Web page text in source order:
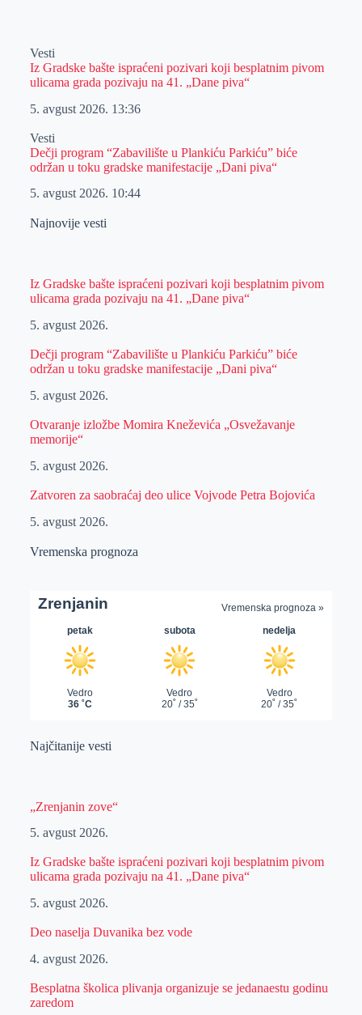
Vesti
Iz Gradske bašte ispraćeni pozivari koji besplatnim pivom
ulicama grada pozivaju na 41. „Dane piva“
5. avgust 2026. 13:36
Vesti
Dečji program “Zabavilište u Plankiću Parkiću” biće
održan u toku gradske manifestacije „Dani piva“
5. avgust 2026. 10:44
Najnovije vesti
Iz Gradske bašte ispraćeni pozivari koji besplatnim pivom
ulicama grada pozivaju na 41. „Dane piva“
5. avgust 2026.
Dečji program “Zabavilište u Plankiću Parkiću” biće
održan u toku gradske manifestacije „Dani piva“
5. avgust 2026.
Otvaranje izložbe Momira Kneževića „Osvežavanje
memorije“
5. avgust 2026.
Zatvoren za saobraćaj deo ulice Vojvode Petra Bojovića
5. avgust 2026.
Vremenska prognoza
Najčitanije vesti
„Zrenjanin zove“
5. avgust 2026.
Iz Gradske bašte ispraćeni pozivari koji besplatnim pivom
ulicama grada pozivaju na 41. „Dane piva“
5. avgust 2026.
Deo naselja Duvanika bez vode
4. avgust 2026.
Besplatna školica plivanja organizuje se jedanaestu godinu
zaredom